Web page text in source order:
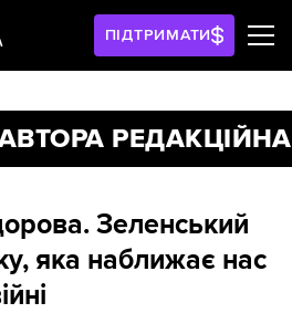
ПІДТРИМАТИ
Зеленський
яка наближає нас